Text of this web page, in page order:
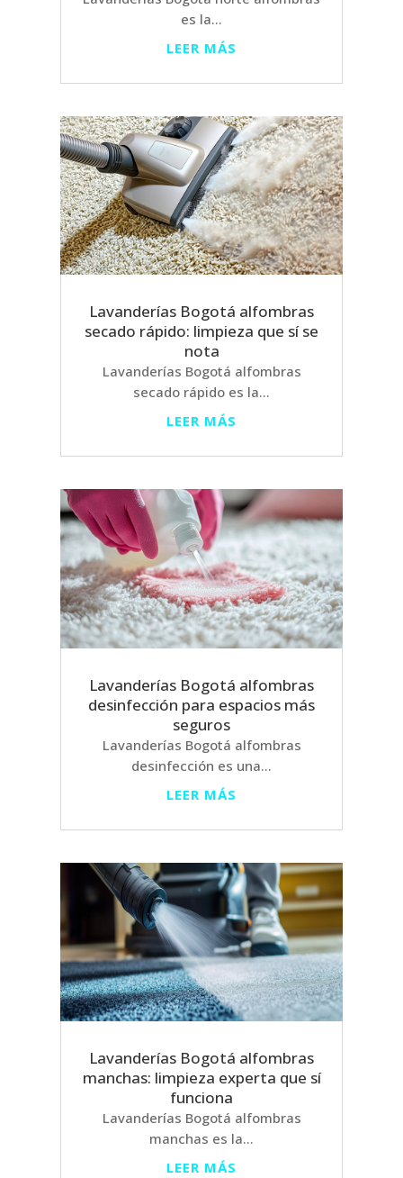
es la...
LEER MÁS
Lavanderías Bogotá alfombras
secado rápido: limpieza que sí se
nota
Lavanderías Bogotá alfombras
secado rápido es la...
LEER MÁS
Lavanderías Bogotá alfombras
desinfección para espacios más
seguros
Lavanderías Bogotá alfombras
desinfección es una...
LEER MÁS
Lavanderías Bogotá alfombras
manchas: limpieza experta que sí
funciona
Lavanderías Bogotá alfombras
manchas es la...
LEER MÁS